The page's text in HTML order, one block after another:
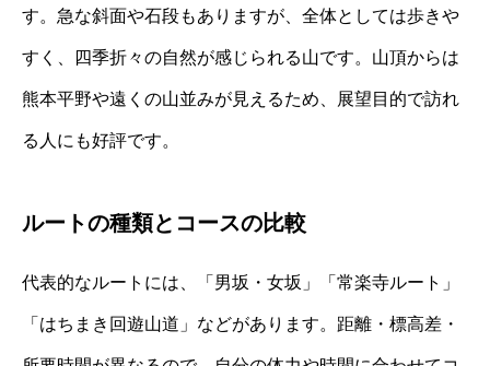
す。急な斜面や石段もありますが、全体としては歩きや
すく、四季折々の自然が感じられる山です。山頂からは
熊本平野や遠くの山並みが見えるため、展望目的で訪れ
る人にも好評です。
ルートの種類とコースの比較
代表的なルートには、「男坂・女坂」「常楽寺ルート」
「はちまき回遊山道」などがあります。距離・標高差・